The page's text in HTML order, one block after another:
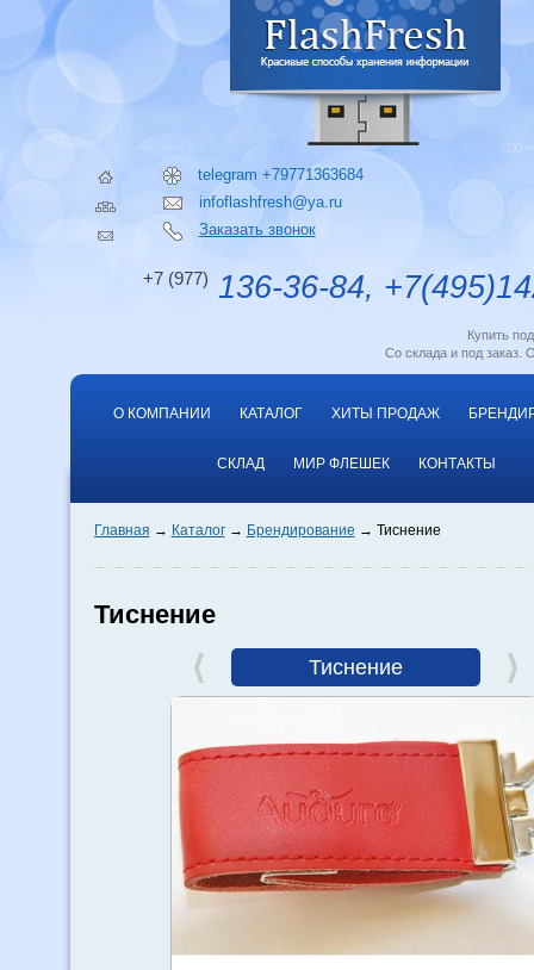
telegram +79771363684
infoflashfresh@ya.ru
Заказать звонок
+7 (977) 136-36-84,
Купить
Со склада и под заказ.
О КОМПАНИИ КАТАЛОГ ХИТЫ ПРОДАЖ
СКЛАД МИР ФЛЕШЕК КОНТАКТЫ
Главная Каталог Брендирование Тиснение
Тиснение
Тиснение